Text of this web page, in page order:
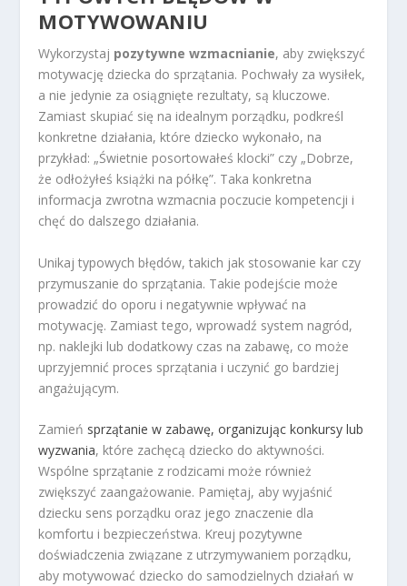
MOTYWOWANIU
Wykorzystaj pozytywne wzmacnianie, aby zwiększyć
motywację dziecka do sprzątania. Pochwały za wysiłek,
a nie jedynie za osiągnięte rezultaty, są kluczowe.
Zamiast skupiać się na idealnym porządku, podkreśl
konkretne działania, które dziecko wykonało, na
przykład: „Świetnie posortowałeś klocki” czy „Dobrze,
że odłożyłeś książki na półkę”. Taka konkretna
informacja zwrotna wzmacnia poczucie kompetencji i
chęć do dalszego działania.
Unikaj typowych błędów, takich jak stosowanie kar czy
przymuszanie do sprzątania. Takie podejście może
prowadzić do oporu i negatywnie wpływać na
motywację. Zamiast tego, wprowadź system nagród,
np. naklejki lub dodatkowy czas na zabawę, co może
uprzyjemnić proces sprzątania i uczynić go bardziej
angażującym.
Zamień sprzątanie w zabawę, organizując konkursy lub
wyzwania, które zachęcą dziecko do aktywności.
Wspólne sprzątanie z rodzicami może również
zwiększyć zaangażowanie. Pamiętaj, aby wyjaśnić
dziecku sens porządku oraz jego znaczenie dla
komfortu i bezpieczeństwa. Kreuj pozytywne
doświadczenia związane z utrzymywaniem porządku,
aby motywować dziecko do samodzielnych działań w